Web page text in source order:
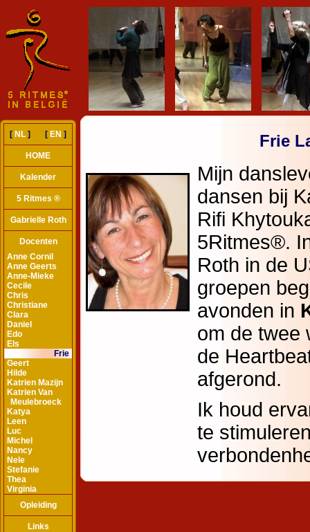
[ NL ] [ EN ]
HOME
Kalender
5 Ritmes ®
Gabrielle Roth
Docenten
Anne Cornil
Anne Geerts
Anne-Mieke
Cecile
Chris
Christiane
Clara
Daniel
Edo
Els
Frie
Geert
Hilde
Katrien Mazijn
Katrien Van
Meulebroeck
Katya
Leen
Luc
Michel
Nancy
Nele
Stefanie
Thea
Virginia
Opleiding
Links
Frie